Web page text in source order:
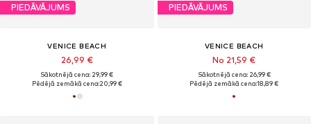
PIEDĀVĀJUMS
VENICE BEACH
26,99 €
Sākotnējā cena: 29,99 €
Pēdējā zemākā cena:20,99 €
PIEDĀVĀJUMS
VENICE BEACH
No 21,59 €
Sākotnējā cena: 26,99 €
Pēdējā zemākā cena:18,89 €